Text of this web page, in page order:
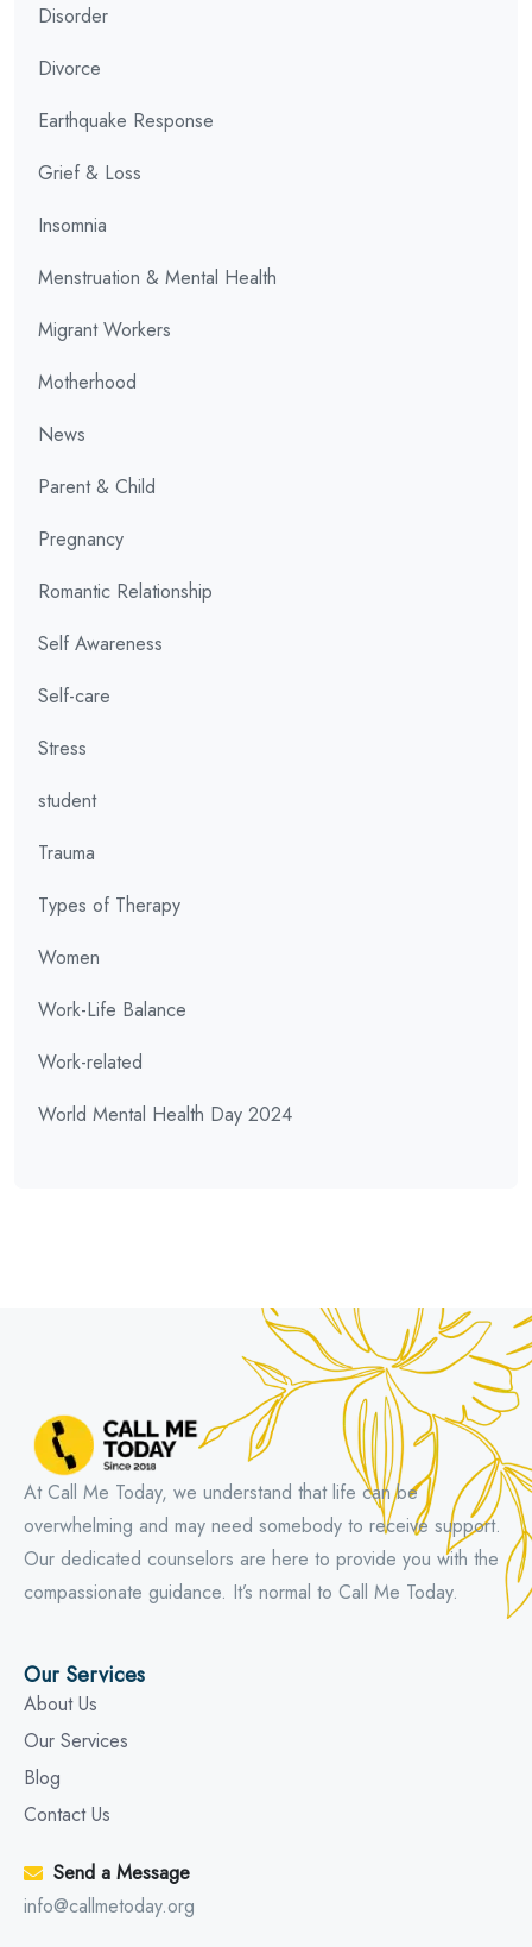
Disorder
Divorce
Earthquake Response
Grief & Loss
Insomnia
Menstruation & Mental Health
Migrant Workers
Motherhood
News
Parent & Child
Pregnancy
Romantic Relationship
Self Awareness
Self-care
Stress
student
Trauma
Types of Therapy
Women
Work-Life Balance
Work-related
World Mental Health Day 2024
At Call Me Today, we understand that life can be
overwhelming and may need somebody to receive support.
Our dedicated counselors are here to provide you with the
compassionate guidance. It’s normal to Call Me Today.
Our Services
About Us
Our Services
Blog
Contact Us
Send a Message
info@callmetoday.org